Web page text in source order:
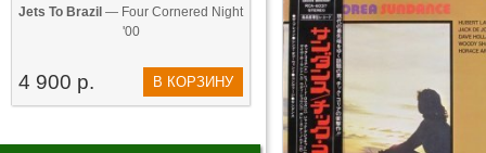
Jets To Brazil — Four Cornered Night
'00
4 900 р. В КОРЗИНУ